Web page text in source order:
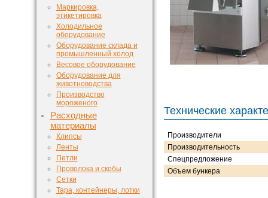
Маркировка,
этикетировка
Холодильное
оборудование
Оборудование склада и
промышленный холод
Весовое оборудование
Оборудование для
животноводства
Производство
мороженого
Расходные
материалы
Клипсы
Ленты
Петли
Проволока и скобы
Сетки
Тара, контейнеры, лотки
Технические
Производители
Производительность
Спецпредложение
Объем бункера